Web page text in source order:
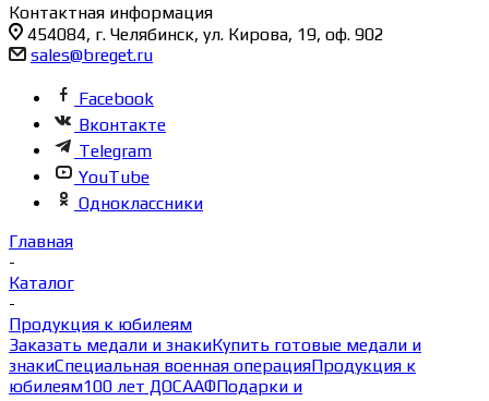
Контактная информация
454084, г. Челябинск, ул. Кирова, 19, оф. 902
sales@breget.ru
Facebook
Вконтакте
Telegram
YouTube
Одноклассники
Главная
-
Каталог
-
Продукция к юбилеям
Заказать медали и знакиКупить готовые медали и
знакиСпециальная военная операцияПродукция к
юбилеям100 лет ДОСААФПодарки и